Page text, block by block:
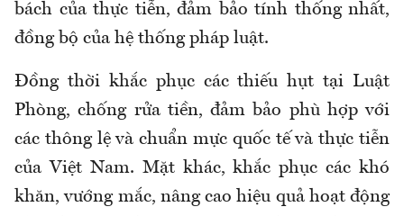
bách của thực tiễn, đảm bảo tính thống nhất,
đồng bộ của hệ thống pháp luật.
Đồng thời khắc phục các thiếu hụt tại Luật
Phòng, chống rửa tiền, đảm bảo phù hợp với
các thông lệ và chuẩn mực quốc tế và thực tiễn
của Việt Nam. Mặt khác, khắc phục các khó
khăn, vướng mắc, nâng cao hiệu quả hoạt động